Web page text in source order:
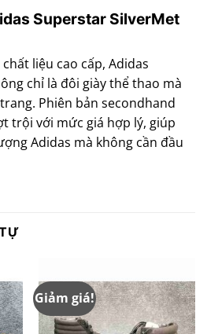
Superstar SilverMet
liệu cao cấp, Adidas
chỉ là đôi giày thể thao mà
Phiên bản secondhand
trội với mức giá hợp lý, giúp
Adidas mà không cần đầu
Giảm giá!